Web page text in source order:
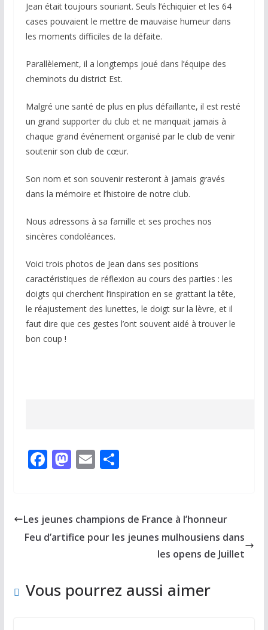
Jean était toujours souriant. Seuls l’échiquier et les 64
cases pouvaient le mettre de mauvaise humeur dans
les moments difficiles de la défaite.
Parallèlement, il a longtemps joué dans l’équipe des
cheminots du district Est.
Malgré une santé de plus en plus défaillante, il est resté
un grand supporter du club et ne manquait jamais à
chaque grand événement organisé par le club de venir
soutenir son club de cœur.
Son nom et son souvenir resteront à jamais gravés
dans la mémoire et l’histoire de notre club.
Nous adressons à sa famille et ses proches nos
sincères condoléances.
Voici trois photos de Jean dans ses positions
caractéristiques de réflexion au cours des parties : les
doigts qui cherchent l’inspiration en se grattant la tête,
le réajustement des lunettes, le doigt sur la lèvre, et il
faut dire que ces gestes l’ont souvent aidé à trouver le
bon coup !
F
b
o
M
d
o
E
l
P
g
er
Les jeunes champions de France à l’honneur
Feu d’artifice pour les jeunes mulhousiens dans
les opens de Juillet
Vous pourrez aussi aimer